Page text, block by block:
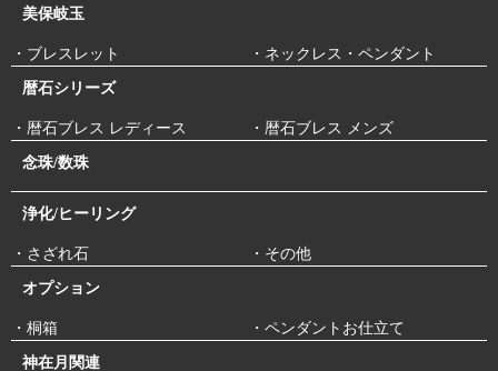
美保岐玉
・ブレスレット ・ネックレス・ペンダント
暦石シリーズ
・暦石ブレス レディース ・暦石ブレス メンズ
念珠/数珠
浄化/ヒーリング
・さざれ石 ・その他
オプション
・桐箱 ・ペンダントお仕立て
神在月関連